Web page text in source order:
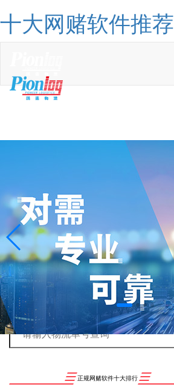
十大网赌软件推荐
正规网赌软件十大排行